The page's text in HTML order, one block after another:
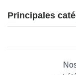
Ashampoo INT
3D-KStudio
SentryPC
Principales
Maison & Jardin